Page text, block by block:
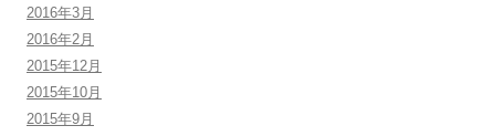
2016年3月
2016年2月
2015年12月
2015年10月
2015年9月